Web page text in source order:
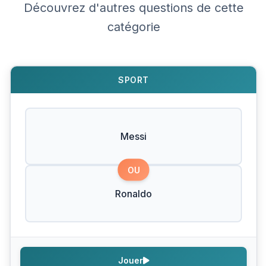
Découvrez d'autres questions de cette
catégorie
SPORT
Messi
OU
Ronaldo
Jouer